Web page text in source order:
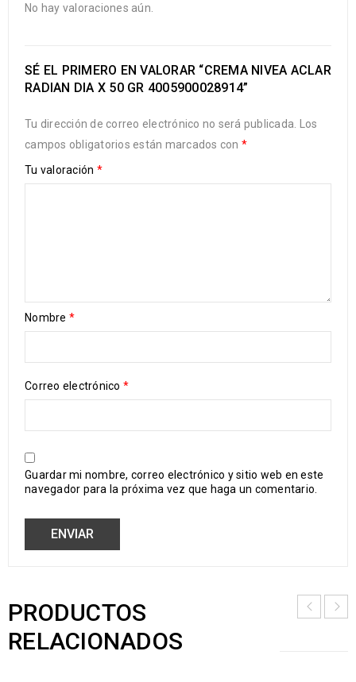
No hay valoraciones aún.
SÉ EL PRIMERO EN VALORAR “CREMA NIVEA ACLAR
RADIAN DIA X 50 GR 4005900028914”
Tu dirección de correo electrónico no será publicada.
Los
campos obligatorios están marcados con *
Tu valoración *
Nombre *
Correo electrónico *
Guardar mi nombre, correo electrónico y sitio web en este
navegador para la próxima vez que haga un comentario.
PRODUCTOS
RELACIONADOS